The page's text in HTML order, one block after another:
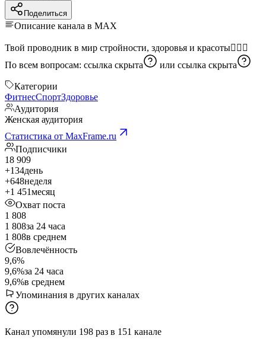
Поделиться
Описание канала в MAX
Твой проводник в мир стройности, здоровья и красоты🧘🏻‍♀️
По всем вопросам: ссылка скрыта или ссылка скрыта
Категории
ФитнесСпортЗдоровье
Аудитория
Женская аудитория
Статистика от MaxFrame.ru
Подписчики
18 909
+134день
+648неделя
+1 451месяц
Охват поста
1 808
1 808за 24 часа
1 808в среднем
Вовлечённость
9,6%
9,6%за 24 часа
9,6%в среднем
Упоминания в других каналах
Канал упомянули 198 раз в 151 канале